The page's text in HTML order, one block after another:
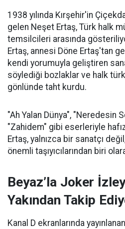
1938 yılında Kırşehir'in
gelen Neşet Ertaş, Türk halk
temsilcileri arasında
Ertaş, annesi Döne Ertaş'tan
kendi yorumuyla geliştiren
söylediği bozlaklar ve halk
gönlünde taht kurdu.
"Ah Yalan Dünya", "Neredesin
"Zahidem" gibi eserleriyle
Ertaş, yalnızca bir sanatçı
önemli taşıyıcılarından biri
Beyaz’la Joker
Yakından Takip
Kanal D ekranlarında yayınlanan